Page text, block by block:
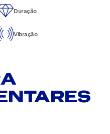
Duração
Vibração